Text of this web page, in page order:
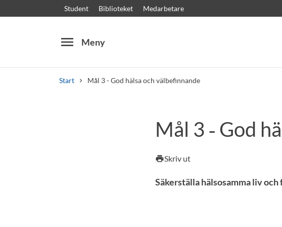
Student Biblioteket Medarbetare
menu Meny
Start Mål 3 - God hälsa och välbefinnande
Kursplaner VälkomstbrevPersonal
Mål 3 ‑ God
printSkriv ut
Säkerställa hälsosamma liv